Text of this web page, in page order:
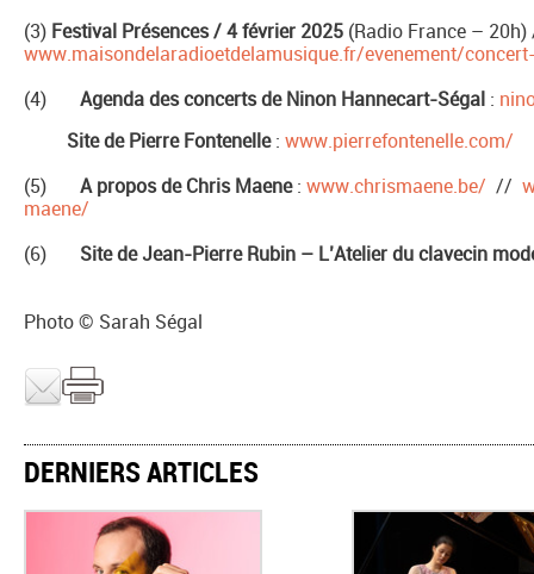
(3) Festival Présences / 4 février 2025 (Radio France –
www.maisondelaradioetdelamusique.fr/evenement/
(4) Agenda des concerts de Ninon Hannecart-Ségal :
Site de Pierre Fontenelle: www.pierrefontenelle.com/
(5) A propos de Chris Maene: www.chrismaene.be/ //
maene/
(6) Site de Jean-Pierre Rubin – L’Atelier du clavecin
Photo © Sarah Ségal
DERNIERS ARTICLES